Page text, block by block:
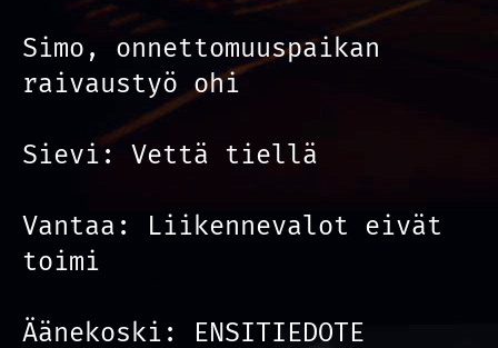
Simo, onnettomuuspaikan
raivaustyö ohi
Sievi: Vettä tiellä
Vantaa: Liikennevalot eivät
toimi
Äänekoski: ENSITIEDOTE